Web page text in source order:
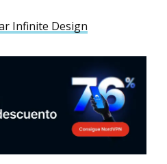
Infinite Design